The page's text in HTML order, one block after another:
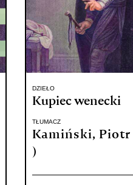
DZIEŁO
Kupiec wenecki
TŁUMACZ
Kamiński, Piotr
)